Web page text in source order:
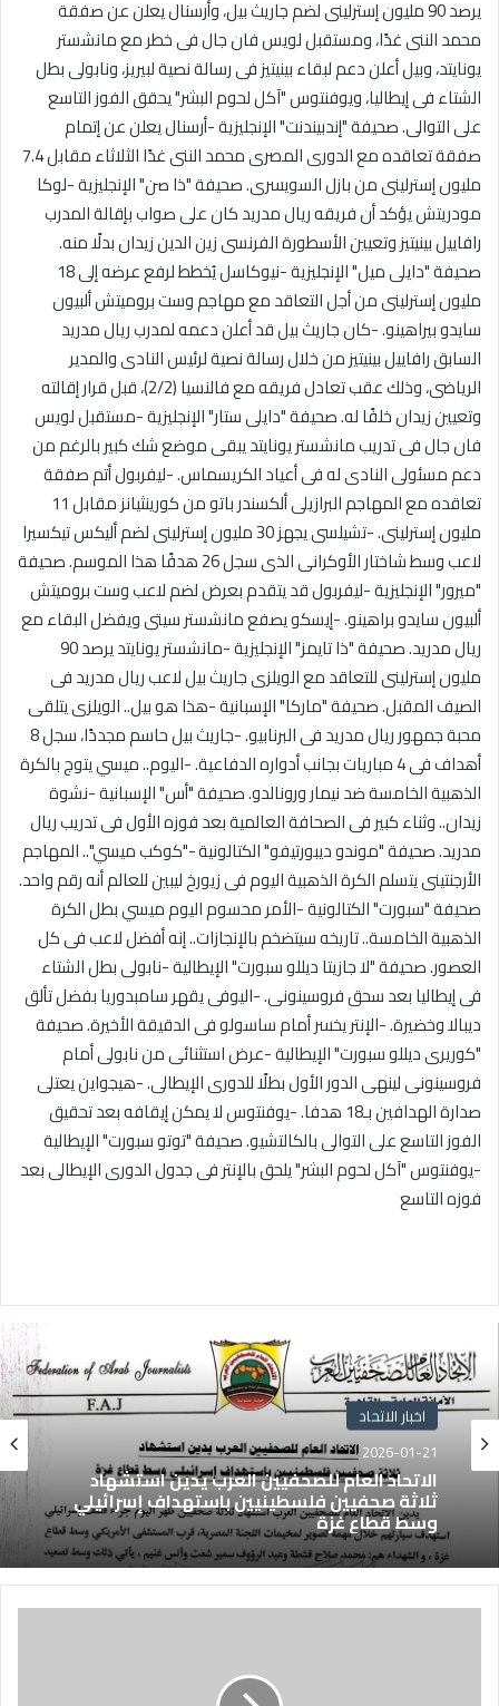
يرصد 90 مليون إسترلينى لضم جاريث بيل، وأرسنال يعلن عن صفقة
محمد الننى غدًا، ومستقبل لويس فان جال فى خطر مع مانشستر
يونايتد، وبيل أعلن دعم لبقاء بينيتيز فى رسالة نصية لبيريز، ونابولى بطل
الشتاء فى إيطاليا، ويوفنتوس "آكل لحوم البشر" يحقق الفوز التاسع
على التوالى. صحيفة "إندبيندنت" الإنجليزية -أرسنال يعلن عن إتمام
صفقة تعاقده مع الدورى المصرى محمد الننى غدًا الثلاثاء مقابل 7.4
مليون إسترلينى من بازل السويسرى. صحيفة "ذا صن" الإنجليزية -لوكا
مودريتش يؤكد أن فريقه ريال مدريد كان على صواب بإقالة المدرب
رافاييل بينيتيز وتعيين الأسطورة الفرنسى زين الدين زيدان بدلًا منه.
صحيفة "دايلى ميل" الإنجليزية -نيوكاسل يُخطط لرفع عرضه إلى 18
مليون إسترلينى من أجل التعاقد مع مهاجم وست بروميتش ألبيون
سايدو بيراهينو. -كان جاريث بيل قد أعلن دعمه لمدرب ريال مدريد
السابق رافاييل بينيتيز من خلال رسالة نصية لرئيس النادى والمدير
الرياضى، وذلك عقب تعادل فريقه مع فالنسيا (2/2)، قبل قرار إقالته
وتعيين زيدان خلفًا له. صحيفة "دايلى ستار" الإنجليزية -مستقبل لويس
فان جال فى تدريب مانشستر يونايتد يبقى موضع شك كبير بالرغم من
دعم مسئولى النادى له فى أعياد الكريسماس. -ليفربول أتم صفقة
تعاقده مع المهاجم البرازيلى ألكسندر باتو من كورينثيانز مقابل 11
مليون إسترلينى. -تشيلسى يجهز 30 مليون إسترلينى لضم أليكس تيكسيرا
لاعب وسط شاختار الأوكرانى الذى سجل 26 هدفًا هذا الموسم. صحيفة
"ميرور" الإنجليزية -ليفربول قد يتقدم بعرض لضم لاعب وست بروميتش
ألبيون سايدو براهينو. -إيسكو يصفع مانشستر سيتى ويفضل البقاء مع
ريال مدريد. صحيفة "ذا تايمز" الإنجليزية -مانشستر يونايتد يرصد 90
مليون إسترلينى للتعاقد مع الويلزى جاريث بيل لاعب ريال مدريد فى
الصيف المقبل. صحيفة "ماركا" الإسبانية -هذا هو بيل.. الويلزى يتلقى
محبة جمهور ريال مدريد فى البرنابيو. -جاريث بيل حاسم مجددًا، سجل 8
أهداف فى 4 مباريات بجانب أدواره الدفاعية. -اليوم.. ميسي يتوج بالكرة
الذهبية الخامسة ضد نيمار ورونالدو. صحيفة "أس" الإسبانية -نشوة
زيدان.. وثناء كبير فى الصحافة العالمية بعد فوزه الأول فى تدريب ريال
مدريد. صحيفة "موندو ديبورتيفو" الكتالونية -"كوكب ميسي".. المهاجم
الأرجنتينى يتسلم الكرة الذهبية اليوم فى زيورخ ليبين للعالم أنه رقم واحد.
صحيفة "سبورت" الكتالونية -الأمر محسوم اليوم ميسي بطل الكرة
الذهبية الخامسة.. تاريخه سيتضخم بالإنجازات.. إنه أفضل لاعب فى كل
العصور. صحيفة "لا جازيتا ديللو سبورت" الإيطالية -نابولى بطل الشتاء
فى إيطاليا بعد سحق فروسينونى. -اليوفى يقهر سامبدوريا بفضل تألق
ديبالا وخضيرة. -الإنتر يخسر أمام ساسولو فى الدقيقة الأخيرة. صحيفة
"كوريرى ديللو سبورت" الإيطالية -عرض استثنائى من نابولى أمام
فروسينونى لينهى الدور الأول بطلًا للدورى الإيطالى. -هيجواين يعتلى
صدارة الهدافين بـ18 هدفا. -يوفنتوس لا يمكن إيقافه بعد تحقيق
الفوز التاسع على التوالى بالكالتشيو. صحيفة "توتو سبورت" الإيطالية
-يوفنتوس "آكل لحوم البشر" يلحق بالإنتر فى جدول الدورى الإيطالى بعد
فوزه التاسع
اخبار الاتحاد
2026-01-21
الاتحاد العام للصحفيين العرب يدين استشهاد
ثلاثة صحفيين فلسطينيين باستهداف إسرائيلي
وسط قطاع غزة